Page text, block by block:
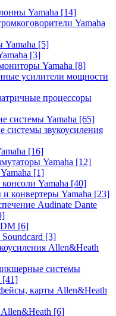
Yamaha [14]
Yamaha
[5]
[3]
Yamaha [8]
усилители мощности
процессоры
системы Yamaha [65]
системы звукоусиления
[16]
Yamaha [12]
[1]
Yamaha [40]
конвертеры Yamaha [23]
Audinate Dante
[6]
[3]
Allen&Heath
системы
[41]
карты Allen&Heath
[6]